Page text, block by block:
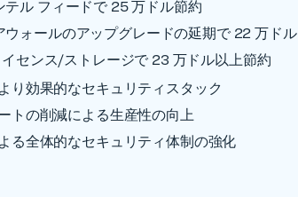
テル フィードで 25 万ドル節約
ウォールのアップグレードの延期で 22 万ドル
センス/ストレージで 23 万ドル以上節約
り効果的なセキュリティスタック
トの削減による生産性の向上
る全体的なセキュリティ体制の強化